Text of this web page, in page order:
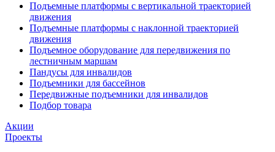
Подъемные платформы с вертикальной траекторией
движения
Подъемные платформы с наклонной траекторией
движения
Подъемное оборудование для передвижения по
лестничным маршам
Пандусы для инвалидов
Подъемники для бассейнов
Передвижные подъемники для инвалидов
Подбор товара
Акции
Проекты